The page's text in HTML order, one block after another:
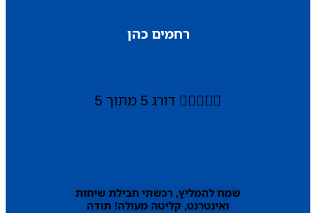
רחמים כהן
 דורג 5 מתוך 5
שמח להמליץ, רכשתי חבילת שיחות
ואינטרנט, קליטה מעולה! תודה